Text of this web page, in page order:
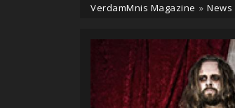
VerdamMnis Magazine » News